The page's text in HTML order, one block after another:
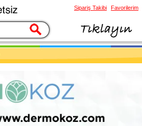
Sipariş Takibi Favorilerim